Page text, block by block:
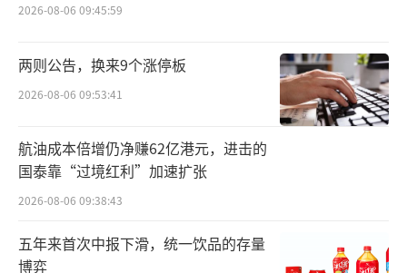
2026-08-06 09:45:59
两则公告，换来9个涨停板
2026-08-06 09:53:41
航油成本倍增仍净赚62亿港元，进击的
国泰靠“过境红利”加速扩张
2026-08-06 09:38:43
五年来首次中报下滑，统一饮品的存量
博弈